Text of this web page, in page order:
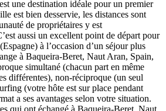
une destination idéale pour un premier
est bien desservie, les distances sont
de propriétaires y est
aussi un excellent point de départ pour
à l’occasion d’un séjour plus
à Baqueira-Beret, Naut Aran, Spain,
simultané (chacun part en même
différentes), non-réciproque (un seul
(votre hôte est sur place pendant
a ses avantages selon votre situation.